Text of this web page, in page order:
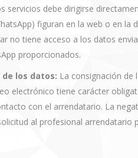
servicios debe dirigirse
figuran en la web o en la
no tiene acceso a los datos
proporcionados.
los datos: La consignación de
electrónico tiene carácter
con el arrendatario. La
al profesional arrendatario